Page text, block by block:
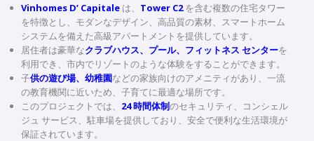
Vinhomes D’ Capitale は、 Tower C2を含む複数の住宅タワー
を特徴とし、モダンなデザイン、高品質の素材、スマートホーム
システムを備えた高級アパートメントを提供しています。
居住者は豪華なクラブハウス、プール、フィットネス センターを
利用でき、市内でリゾートのような体験をすることができます。
子供の遊び場、幼稚園などの家族向けのアメニティがあり、一流
の教育機関に近いため、子育てに最適な場所です。
このプロジェクトでは、 24 時間体制のセキュリティ、コンシェル
ジュ サービス、駐車場を提供しており、安全で便利な生活環境が
保証されています。